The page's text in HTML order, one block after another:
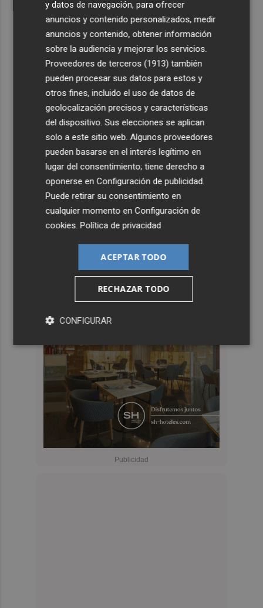
y datos de navegación, para ofrecer
anuncios y contenido personalizados, medir
anuncios y contenido, obtener información
sobre la audiencia y mejorar los servicios.
Proveedores de terceros (1913) también
pueden procesar sus datos para estos y
otros fines, incluido el uso de datos de
geolocalización precisos y características
del dispositivo. Sus elecciones se aplican
solo a este sitio web. Algunos proveedores
pueden basarse en el interés legítimo en
lugar del consentimiento; tiene derecho a
oponerse enConfiguración de publicidad
Puede retirar su consentimiento en
cualquier momento enConfiguración de
cookies .Política de privacidad
ACEPTAR TODO
RECHAZAR TODO
CONFIGURAR